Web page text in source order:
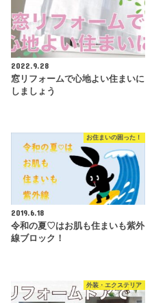
2022.9.28
窓リフォームで心地よい住まいに
しましょう
お住まいの困った！
2019.6.18
令和の夏♡はお肌も住まいも紫外
線ブロック！
外装・エクステリア